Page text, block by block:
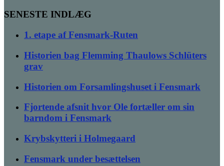
SENESTE INDLÆG
1. etape af Fensmark-Ruten
Historien bag Flemming Thaulows Schlüters
grav
Historien om Forsamlingshuset i Fensmark
Fjortende afsnit hvor Ole fortæller om sin
barndom i Fensmark
Krybskytteri i Holmegaard
Fensmark under besættelsen